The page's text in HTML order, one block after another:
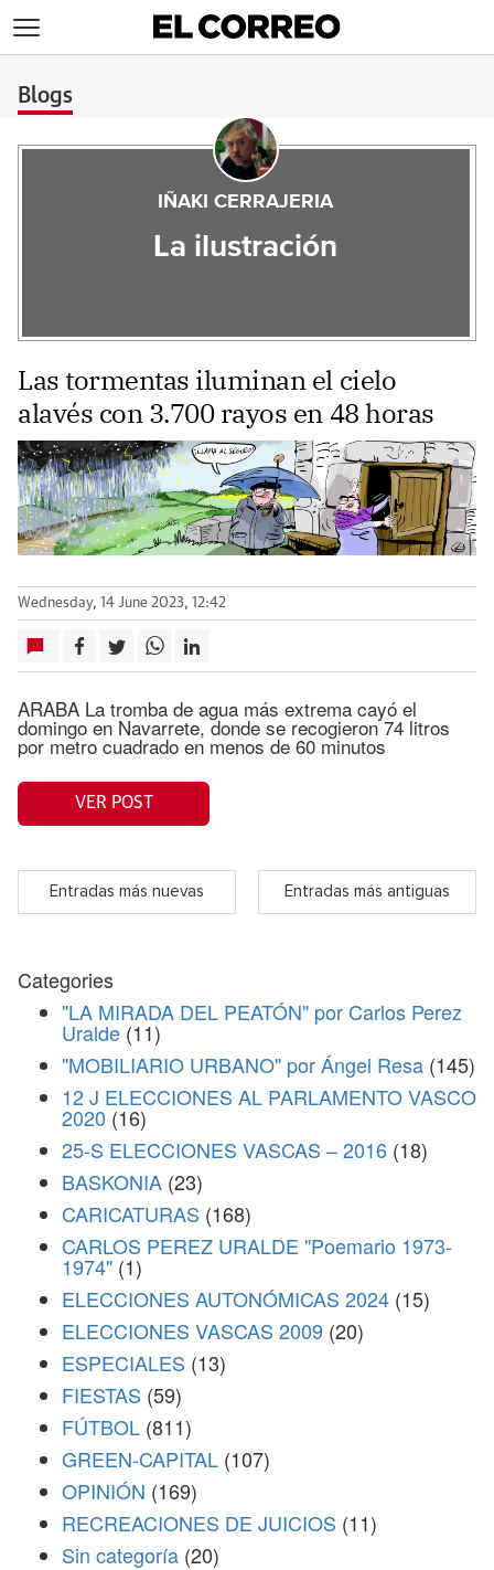
Blogs
IÑAKI CERRAJERIA
La ilustración
Las tormentas iluminan el cielo
alavés con 3.700 rayos en 48 horas
Wednesday, 14 June 2023, 12:42
ARABA La tromba de agua más extrema cayó el
domingo en Navarrete, donde se recogieron 74 litros
por metro cuadrado en menos de 60 minutos
VER POST
Entradas más nuevas Entradas más antiguas
Categories
"LA MIRADA DEL PEATÓN" por Carlos Perez
Uralde (11)
"MOBILIARIO URBANO" por Ángel Resa (145)
12 J ELECCIONES AL PARLAMENTO VASCO
2020 (16)
25-S ELECCIONES VASCAS – 2016 (18)
BASKONIA (23)
CARICATURAS (168)
CARLOS PEREZ URALDE "Poemario 1973-
1974" (1)
ELECCIONES AUTONÓMICAS 2024 (15)
ELECCIONES VASCAS 2009 (20)
ESPECIALES (13)
FIESTAS (59)
FÚTBOL (811)
GREEN-CAPITAL (107)
OPINIÓN (169)
RECREACIONES DE JUICIOS (11)
Sin categoría (20)